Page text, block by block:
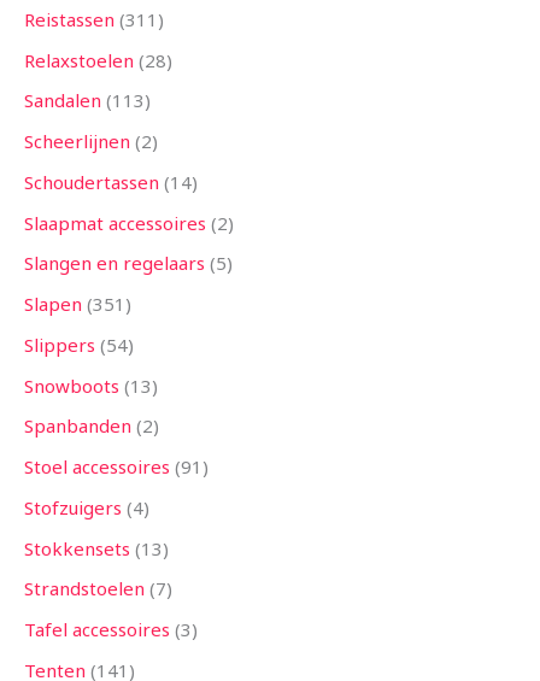
Reistassen 311
Relaxstoelen 28
Sandalen 113
Scheerlijnen 2
Schoudertassen 14
Slaapmat accessoires 2
Slangen en regelaars 5
Slapen 351
Slippers 54
Snowboots 13
Spanbanden 2
Stoel accessoires 91
Stofzuigers 4
Stokkensets 13
Strandstoelen 7
Tafel accessoires 3
Tenten 141